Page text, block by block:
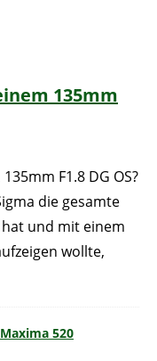
135mm
F1.8 DG OS?
die gesamte
und mit einem
wollte,
520